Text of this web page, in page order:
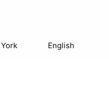
English